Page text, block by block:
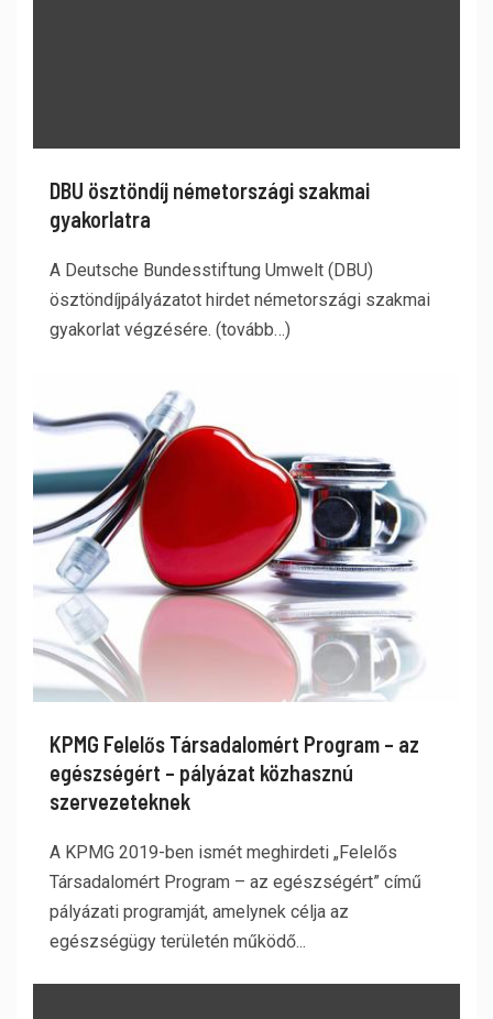
DBU ösztöndíj németországi szakmai
gyakorlatra
A Deutsche Bundesstiftung Umwelt (DBU)
ösztöndíjpályázatot hirdet németországi szakmai
gyakorlat végzésére. (tovább…)
KPMG Felelős Társadalomért Program – az
egészségért – pályázat közhasznú
szervezeteknek
A KPMG 2019-ben ismét meghirdeti „Felelős
Társadalomért Program – az egészségért” című
pályázati programját, amelynek célja az
egészségügy területén működő...